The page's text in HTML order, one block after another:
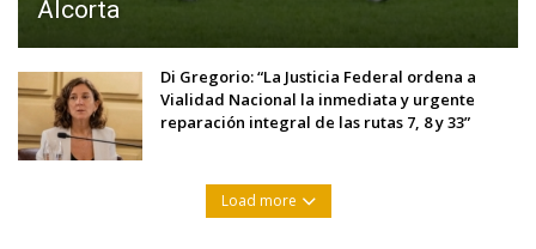
Alcorta
Di Gregorio: “La Justicia Federal ordena a
Vialidad Nacional la inmediata y urgente
reparación integral de las rutas 7, 8 y 33”
Load more